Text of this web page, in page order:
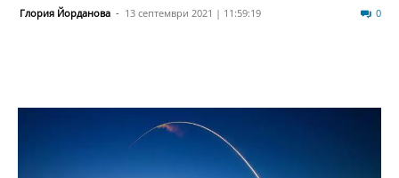
Глория Йорданова - 13 септември 2021 | 11:59:19 0